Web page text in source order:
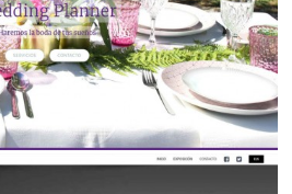
Inspecciones-Revisiones-
Certificación
Páginas Web